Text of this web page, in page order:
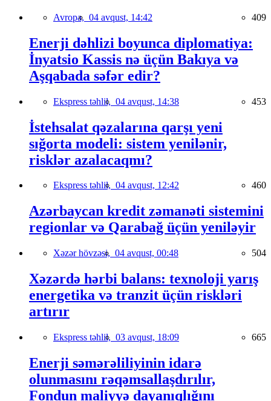
Avropa, 04 avqust, 14:42 409
Enerji dəhlizi boyunca diplomatiya:
İnyatsio Kassis nə üçün Bakıya və
Aşqabada səfər edir?
Ekspress təhlil, 04 avqust, 14:38 453
İstehsalat qəzalarına qarşı yeni
sığorta modeli: sistem yenilənir,
risklər azalacaqmı?
Ekspress təhlil, 04 avqust, 12:42 460
Azərbaycan kredit zəmanəti sistemini
regionlar və Qarabağ üçün yeniləyir
Xəzər hövzəsi, 04 avqust, 00:48 504
Xəzərdə hərbi balans: texnoloji yarış
energetika və tranzit üçün riskləri
artırır
Ekspress təhlil, 03 avqust, 18:09 665
Enerji səmərəliliyinin idarə
olunmasını rəqəmsallaşdırılır,
Fondun maliyyə dayanıqlığını